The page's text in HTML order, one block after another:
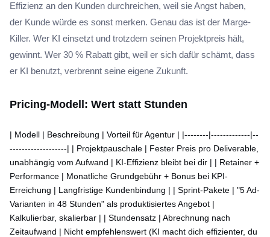
Effizienz an den Kunden durchreichen, weil sie Angst haben,
der Kunde würde es sonst merken. Genau das ist der Marge-
Killer. Wer KI einsetzt und trotzdem seinen Projektpreis hält,
gewinnt. Wer 30 % Rabatt gibt, weil er sich dafür schämt, dass
er KI benutzt, verbrennt seine eigene Zukunft.
Pricing-Modell: Wert statt Stunden
| Modell | Beschreibung | Vorteil für Agentur | |--------|-------------|--
-------------------| | Projektpauschale | Fester Preis pro Deliverable,
unabhängig vom Aufwand | KI-Effizienz bleibt bei dir | | Retainer +
Performance | Monatliche Grundgebühr + Bonus bei KPI-
Erreichung | Langfristige Kundenbindung | | Sprint-Pakete | "5 Ad-
Varianten in 48 Stunden" als produktisiertes Angebot |
Kalkulierbar, skalierbar | | Stundensatz | Abrechnung nach
Zeitaufwand | Nicht empfehlenswert (KI macht dich effizienter, du